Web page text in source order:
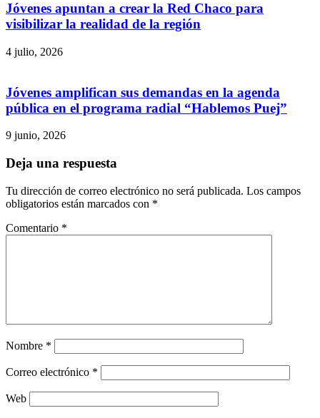
Jóvenes apuntan a crear la Red Chaco para
visibilizar la realidad de la región
4 julio, 2026
Jóvenes amplifican sus demandas en la agenda
pública en el programa radial “Hablemos Puej”
9 junio, 2026
Deja una respuesta
Tu dirección de correo electrónico no será publicada. Los campos
obligatorios están marcados con *
Comentario *
Nombre *
Correo electrónico *
Web